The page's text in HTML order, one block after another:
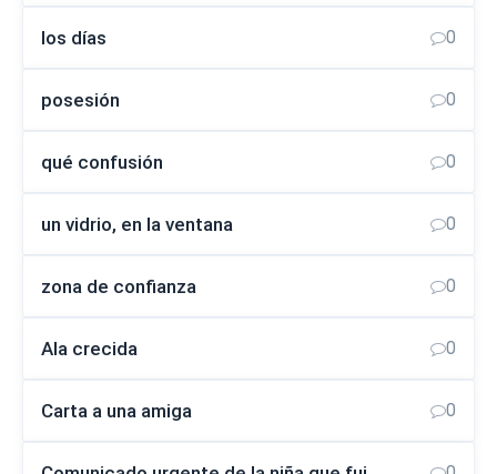
los días 0
posesión 0
qué confusión 0
un vidrio, en la ventana 0
zona de confianza 0
Ala crecida 0
Carta a una amiga 0